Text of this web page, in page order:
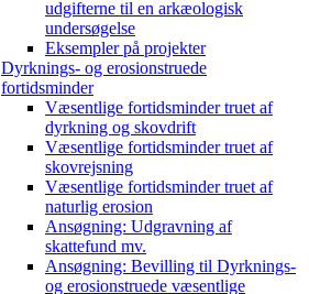
udgifterne til en arkæologisk
undersøgelse
Eksempler på projekter
Dyrknings- og erosionstruede
fortidsminder
Væsentlige fortidsminder truet af
dyrkning og skovdrift
Væsentlige fortidsminder truet af
skovrejsning
Væsentlige fortidsminder truet af
naturlig erosion
Ansøgning: Udgravning af
skattefund mv.
Ansøgning: Bevilling til Dyrknings-
og erosionstruede væsentlige